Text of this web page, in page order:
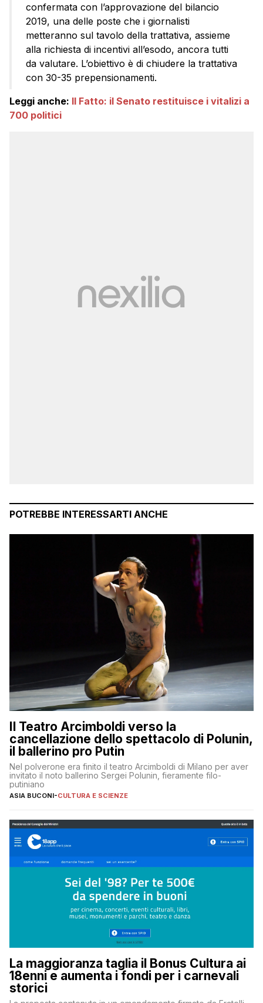
confermata con l’approvazione del bilancio
2019, una delle poste che i giornalisti
metteranno sul tavolo della trattativa, assieme
alla richiesta di incentivi all’esodo, ancora tutti
da valutare. L’obiettivo è di chiudere la trattativa
con 30-35 prepensionamenti.
Leggi anche: Il Fatto: il Senato restituisce i vitalizi a
700 politici
POTREBBE INTERESSARTI ANCHE
Il Teatro Arcimboldi verso la
cancellazione dello spettacolo di Polunin,
il ballerino pro Putin
Nel polverone era finito il teatro Arcimboldi di Milano per aver
invitato il noto ballerino Sergei Polunin, fieramente filo-
putiniano
ASIA BUCONI-CULTURA E SCIENZE
La maggioranza taglia il Bonus Cultura ai
18enni e aumenta i fondi per i carnevali
storici